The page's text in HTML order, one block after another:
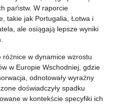
państw. W raporcie
takie jak Portugalia, Łotwa i
ale osiągają lepsze wyniki
w dynamice wzrostu
w Europie Wschodniej, gdzie
odnotowały wyraźny
doświadczyły spadku
w kontekście specyfiki ich